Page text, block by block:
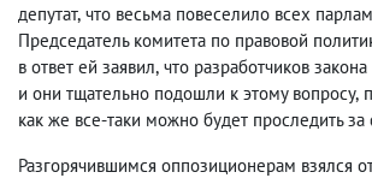
депутат, что весьма повеселило всех
Председатель комитета по правовой
в ответ ей заявил, что разработчиков
и они тщательно подошли к этому вопросу,
как же все-таки можно будет проследить за
Разгорячившимся оппозиционерам взялся